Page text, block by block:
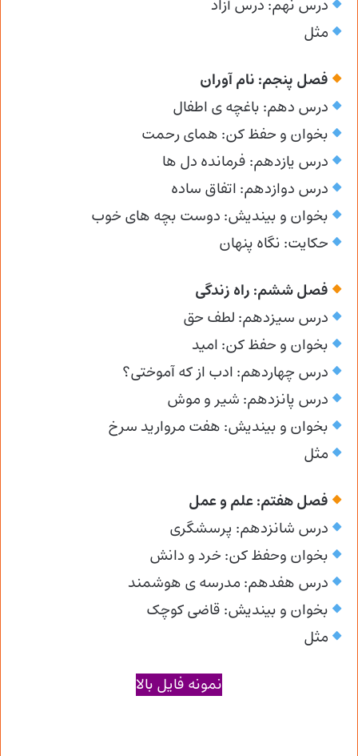
درس نهم: درس آزاد
مثل
فصل پنجم: نام آوران
درس دهم: باغچه ی اطفال
بخوان و حفظ کن: همای رحمت
درس یازدهم: فرمانده دل ها
درس دوازدهم: اتفاق ساده
بخوان و بیندیش: دوست بچه های خوب
حکایت: نگاه پنهان
فصل ششم: راه زندگی
درس سیزدهم: لطف حق
بخوان و حفظ کن: امید
درس چهاردهم: ادب از که آموختی؟
درس پانزدهم: شیر و موش
بخوان و بیندیش: هفت مروارید سرخ
مثل
فصل هفتم: علم و عمل
درس شانزدهم: پرسشگری
بخوان وحفظ کن: خرد و دانش
درس هفدهم: مدرسه ی هوشمند
بخوان و بیندیش: قاضی کوچک
مثل
نمونه فایل بالا